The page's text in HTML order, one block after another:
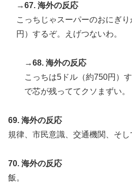
→67. 海外の反応
こっちじゃスーパーのおにぎ
円）するぞ。えげつないわ。
→68. 海外の反応
こっちは5ドル（約750円）
で芯が残っててクソまずい。
69. 海外の反応
規律、市民意識、交通機関、そし
70. 海外の反応
飯。